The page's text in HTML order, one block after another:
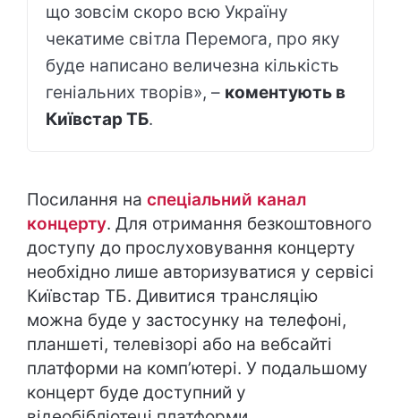
що зовсім скоро всю Україну
чекатиме світла Перемога, про яку
буде написано величезна кількість
геніальних творів», – коментують в
Київстар ТБ.
Посилання на спеціальний канал
концерту. Для отримання безкоштовного
доступу до прослуховування концерту
необхідно лише авторизуватися у сервісі
Київстар ТБ. Дивитися трансляцію
можна буде у застосунку на телефоні,
планшеті, телевізорі або на вебсайті
платформи на комп’ютері. У подальшому
концерт буде доступний у